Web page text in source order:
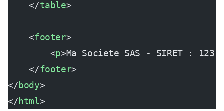
    </
table>
    <
footer>
        <
p>Ma Societe SAS - SIRET : 123
    </
footer>
</body>
</html>